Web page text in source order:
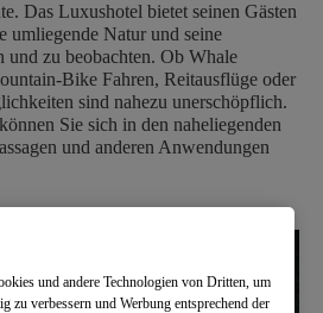
Das Luxushotel bietet seinen Gästen
umliegende Natur und seine
und zu beobachten. Ob Whale
Bike Fahren, Reitausflüge oder
sind nahezu unerschöpflich.
Sie sich in den naheliegenden
und anderen Anwendungen
und andere Technologien von Dritten, um
zu verbessern und Werbung entsprechend der